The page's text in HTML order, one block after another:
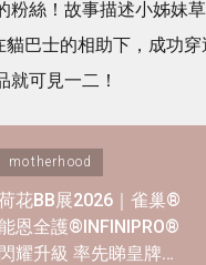
粉絲！故事描述小姊妹草
巴士的相助下，成功穿
可見一二！
motherhood
花BB展2026｜雀巢®
恩全護®INFINIPRO®
閃耀升級 率先睇皇牌產